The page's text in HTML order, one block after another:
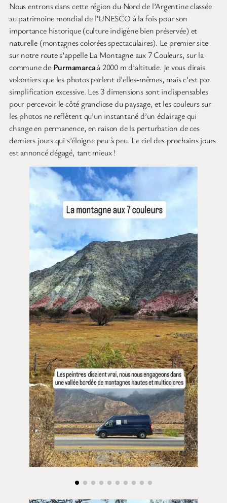
Nous entrons dans cette région du Nord de l’Argentine classée
au patrimoine mondial de l’UNESCO à la fois pour son
importance historique (culture indigène bien préservée) et
naturelle (montagnes colorées spectaculaires). Le premier site
sur notre route s’appelle La Montagne aux 7 Couleurs, sur la
commune de Purmamarcaà 2000 m d’altitude. Je vous dirais
volontiers que les photos parlent d’elles-mêmes, mais c’est par
simplification excessive. Les 3 dimensions sont indispensables
pour percevoir le côté grandiose du paysage, et les couleurs sur
les photos ne reflètent qu’un instantané d’un éclairage qui
change en permanence, en raison de la perturbation de ces
derniers jours qui s’éloigne peu à peu. Le ciel des prochains jours
est annoncé dégagé, tant mieux !